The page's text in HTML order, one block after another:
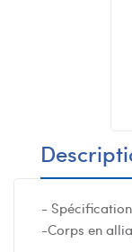
-
-Corps en